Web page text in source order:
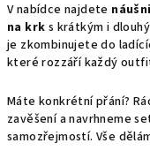
V nabídce najdete
na krk s krátkým i
je zkombinujete do
které rozzáří každý
Máte konkrétní přání?
zavěšení a navrhneme
samozřejmostí. Vše